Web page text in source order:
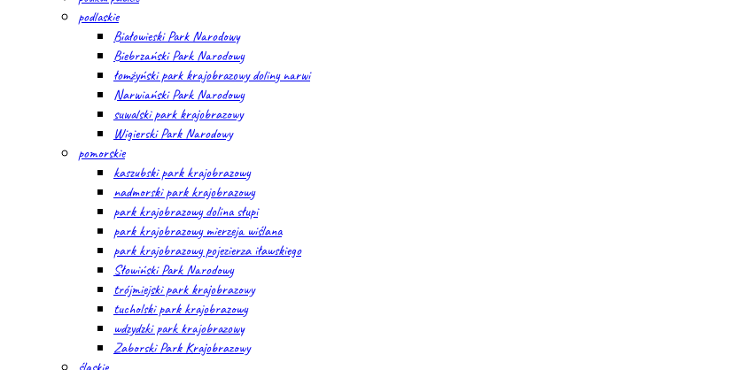
podlaskie
Białowieski Park Narodowy
Biebrzański Park Narodowy
łomżyński park krajobrazowy doliny narwi
Narwiański Park Narodowy
suwalski park krajobrazowy
Wigierski Park Narodowy
pomorskie
kaszubski park krajobrazowy
nadmorski park krajobrazowy
park krajobrazowy dolina słupi
park krajobrazowy mierzeja wiślana
park krajobrazowy pojezierza iławskiego
Słowiński Park Narodowy
trójmiejski park krajobrazowy
tucholski park krajobrazowy
wdzydzki park krajobrazowy
Zaborski Park Krajobrazowy